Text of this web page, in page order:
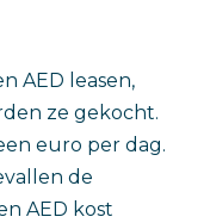
AED leasen,
ze gekocht.
euro per dag.
de
AED kost